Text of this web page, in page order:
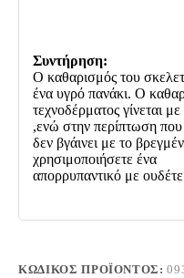
Συντήρηση:
Ο καθαρισμός του
ένα υγρό πανάκι. Ο
τεχνοδέρματος γίνεται
,ενώ στην περίπτωση που
δεν βγάινει με το
χρησιμοποιήσετε ένα
απορρυπαντικό με
ΚΩΔΙΚΌΣ ΠΡΟΪΌΝΤΟΣ: